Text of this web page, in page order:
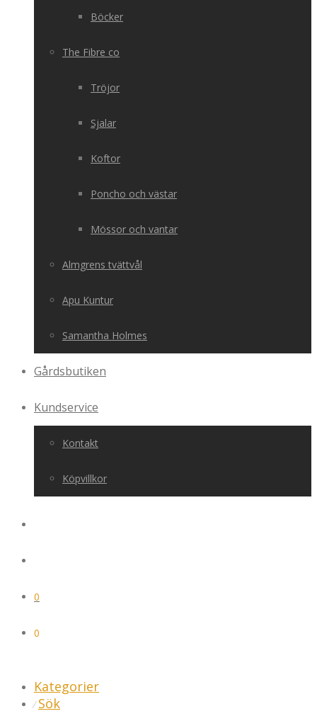
Böcker
The Fibre co
Tröjor
Sjalar
Koftor
Poncho och västar
Mössor och vantar
Almgrens tvättvål
Apu Kuntur
Samantha Holmes
Gårdsbutiken
Kundservice
Kontakt
Köpvillkor
0
0
Kategorier
⁄ Sök